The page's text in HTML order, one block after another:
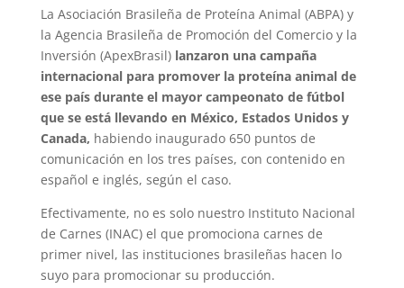
La Asociación Brasileña de Proteína Animal (ABPA) y
la Agencia Brasileña de Promoción del Comercio y la
Inversión (ApexBrasil) lanzaron una campaña
internacional para promover la proteína animal de
ese país durante el mayor campeonato de fútbol
que se está llevando en México, Estados Unidos y
Canada, habiendo inaugurado 650 puntos de
comunicación en los tres países, con contenido en
español e inglés, según el caso.
Efectivamente, no es solo nuestro Instituto Nacional
de Carnes (INAC) el que promociona carnes de
primer nivel, las instituciones brasileñas hacen lo
suyo para promocionar su producción.